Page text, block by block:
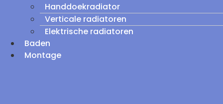
Handdoekradiator
Verticale radiatoren
Elektrische radiatoren
Baden
Montage